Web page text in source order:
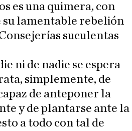
es una quimera, con
su lamentable rebelión
suculentas
ni de nadie se espera
simplemente, de
de anteponer la
y de plantarse ante la
a todo con tal de